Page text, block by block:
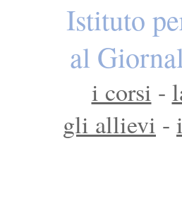
Istituto
al
i corsi -
gli allievi -